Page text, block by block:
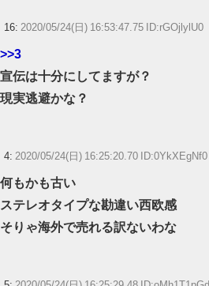
16: 2020/05/24(日) 16:53:47.75 ID:rGOjlylU0
>>3
宣伝は十分にしてますが？
現実逃避かな？
4: 2020/05/24(日) 16:25:20.70 ID:0YkXEgNf0
何もかも古い
ステレオタイプな勘違い西欧感
そりゃ海外で売れる訳ないわな